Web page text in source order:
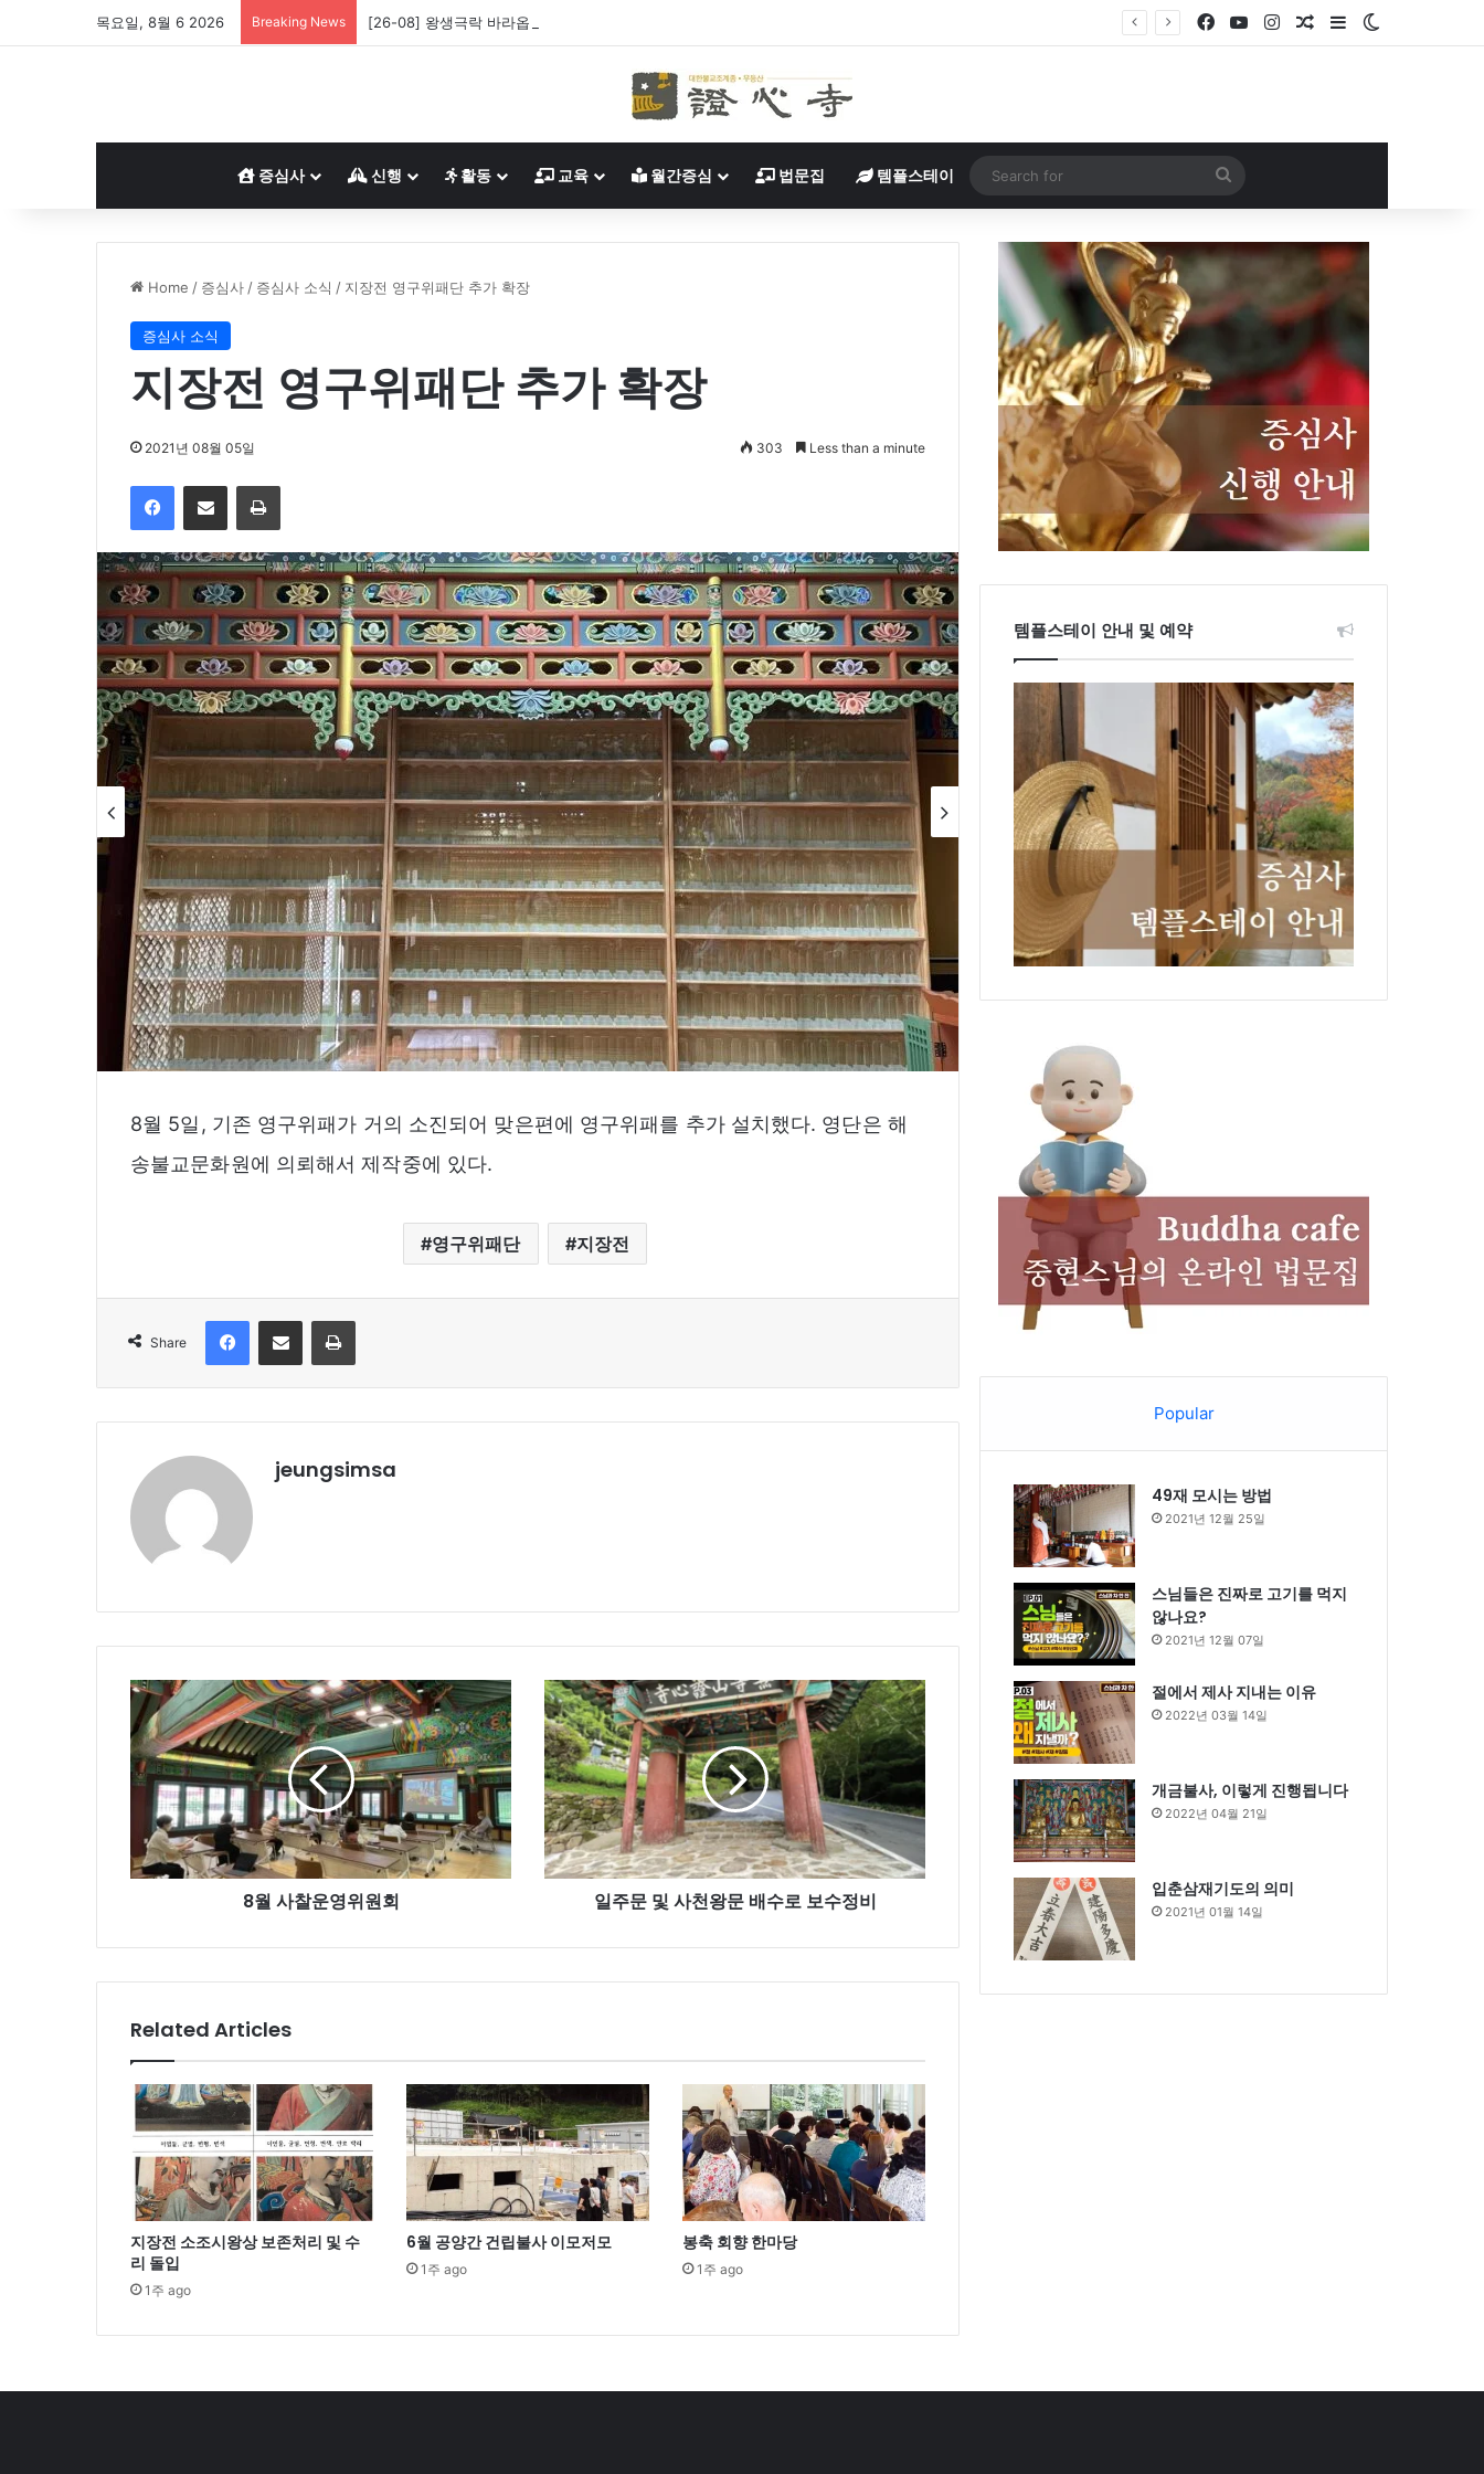
목요일, 8월 6 2026 Breaking News [26-08] 왕생극락 바라옵니다 Facebook
YouTubeInstagramRandom Article
Sidebar
증심사 신행 활동 교육 월간증심 법문집 템플스테이
for
Home / 증심사 / 증심사 소식 / 지장전 영구위패단 추가 확장
증심사 소식
지장전 영구위패단 추가 확장
2021년 08월 05일 303 Less than a minute
FacebookShare via Email Print
8월 5일, 기존 영구위패가 거의 소진되어 맞은편에 영구위패를 추가 설치했다. 영단은 해
송불교문화원에 의뢰해서 제작중에 있다.
영구위패단 지장전
Share
FacebookShare via Email Print
jeungsimsa
8
월
사
찰
운
원
회
8월 사찰운영위원회
일
주
문
및
사
천
왕
문
배
보
일주문 및 사천왕문 배수로 보수정비
Related Articles
지장전 소조시왕상 보존처리 및 수
리 돌입
1주 ago
6월 공양간 건립불사 이모저모
1주 ago
봉축 회향 한마당
1주 ago
템플스테이 안내 및 예약
Popular
49재 모시는 방법
2021년 12월 25일
스님들은 진짜로 고기를 먹지
않나요?
2021년 12월 07일
절에서 제사 지내는 이유
2022년 03월 14일
개금불사, 이렇게 진행됩니다
2022년 04월 21일
입춘삼재기도의 의미
2021년 01월 14일